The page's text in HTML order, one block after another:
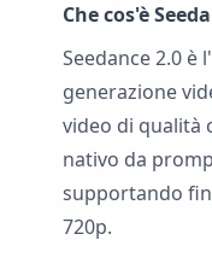
Che cos'è
Seedance 2.0
generazione
video di qualità
nativo da
supportando
720p.